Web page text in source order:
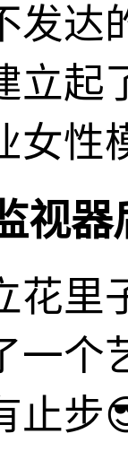
发达
立起
女
视
花里
一个
止步